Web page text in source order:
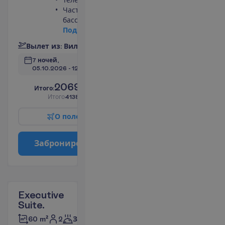
Частный
бассейн
Под
Вылет из: Вил
7 ночей,
05.10.2026 - 12.10.2026
Итого:2069.00
Итого4138.00
О поле
Заброниро
Executive
Suite.
60 m² 2 Завтраки